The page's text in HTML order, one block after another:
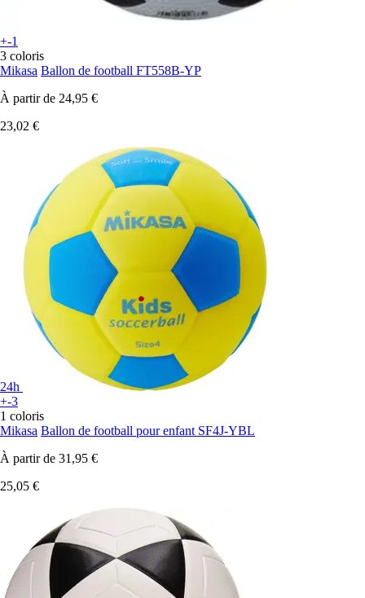
+-1
3 coloris
Mikasa Ballon de football FT558B-YP
À partir de 24,95 €
23,02 €
24h
+-3
1 coloris
Mikasa Ballon de football pour enfant SF4J-YBL
À partir de 31,95 €
25,05 €